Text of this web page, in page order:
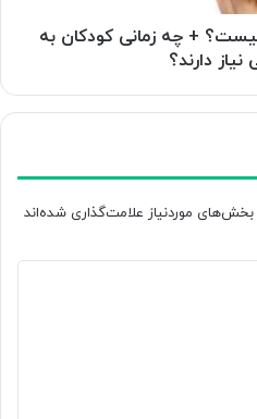
+ چه زمانی کودکان به
دارند؟
بخش‌های موردنیاز علامت‌گذاری شده‌اند